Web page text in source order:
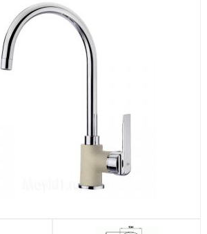
Стиральные машины
Холодильники